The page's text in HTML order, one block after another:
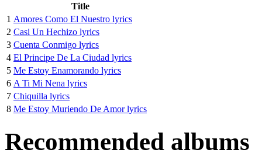
Title
1 Amores Como El Nuestro lyrics
2 Casi Un Hechizo lyrics
3 Cuenta Conmigo lyrics
4 El Principe De La Ciudad lyrics
5 Me Estoy Enamorando lyrics
6 A Ti Mi Nena lyrics
7 Chiquilla lyrics
8 Me Estoy Muriendo De Amor lyrics
Recommended albums